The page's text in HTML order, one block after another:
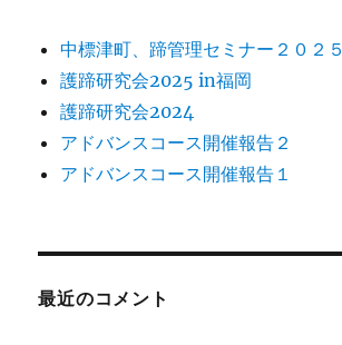
中標津町、蹄管理セミナー２０２５
護蹄研究会2025 in福岡
護蹄研究会2024
アドバンスコース開催報告２
アドバンスコース開催報告１
最近のコメント